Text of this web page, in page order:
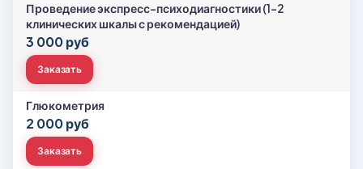
Проведение экспресс-психодиагностики (1-2
клинических шкалы с рекомендацией)
3 000 руб
Заказать
Глюкометрия
2 000 руб
Заказать